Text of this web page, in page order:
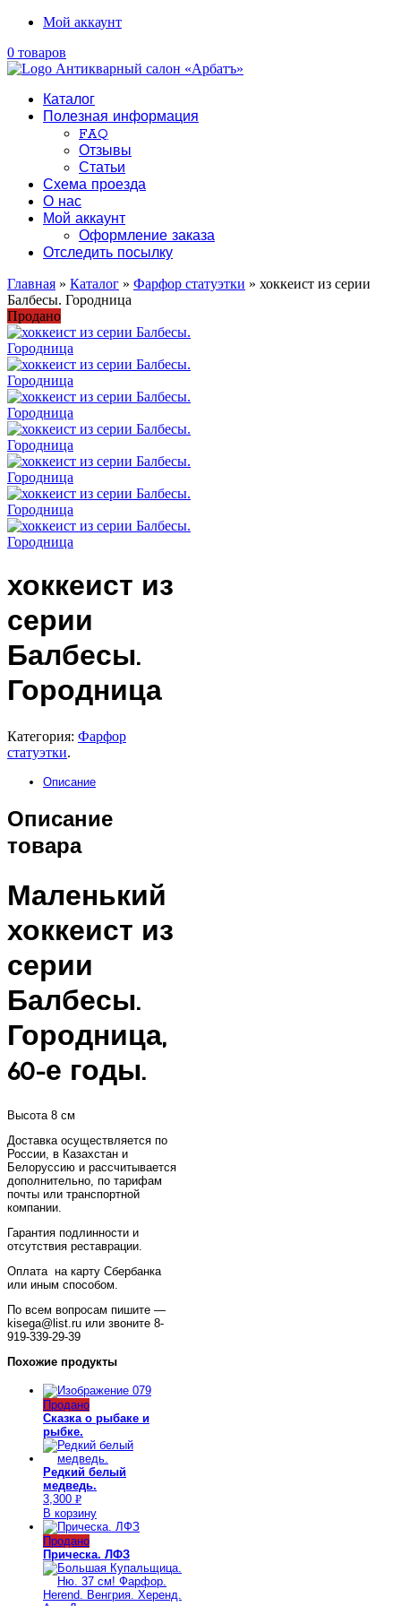
Мой аккаунт
0 товаров
Каталог
Полезная информация
FAQ
Отзывы
Статьи
Схема проезда
О нас
Мой аккаунт
Оформление заказа
Отследить посылку
Главная » Каталог » Фарфор статуэтки » хоккеист из серии
Балбесы. Городница
Продано
хоккеист из
серии
Балбесы.
Городница
Категория: Фарфор
статуэтки.
Описание
Описание
товара
Маленький
хоккеист из
серии
Балбесы.
Городница,
60-е годы.
Высота 8 см
Доставка осуществляется по
России, в Казахстан и
Белоруссию и рассчитывается
дополнительно, по тарифам
почты или транспортной
компании.
Гарантия подлинности и
отсутствия реставрации.
Оплата на карту Сбербанка
или иным способом.
По всем вопросам пишите —
kisega@list.ru или звоните 8-
919-339-29-39
Похожие продукты
Продано
Сказка о рыбаке и
рыбке.
Редкий белый
медведь.
3,300 Р
УБ.
В корзину
Продано
Прическа. ЛФЗ